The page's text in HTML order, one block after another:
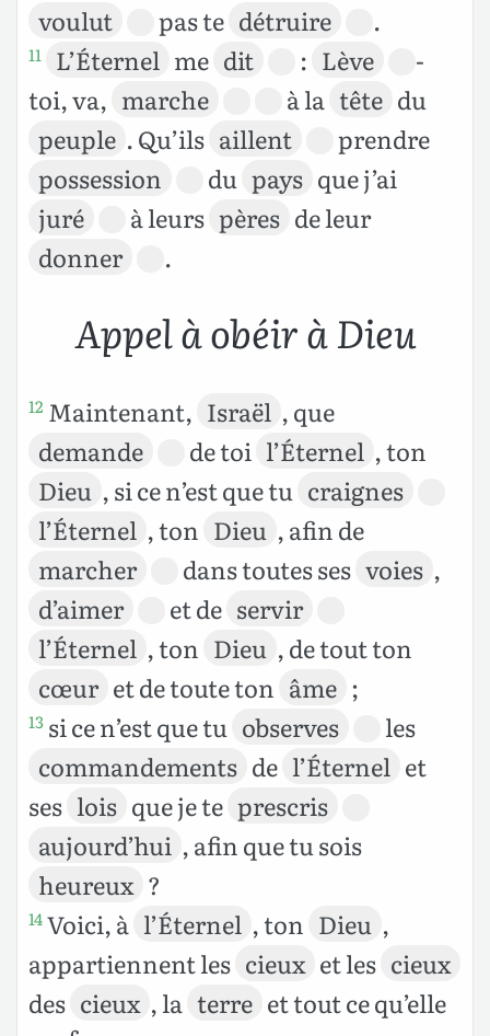
voulut
pas te détruire .
11 L’Éternel me dit : Lève
-
toi, va, marche à la tête du
peuple . Qu’ils aillent
prendre
possession
du pays que j’ai
juré
à leurs pères de leur
donner
.
Appel à obéir à Dieu
12 Maintenant, Israël , que
demande
de toi l’Éternel , ton
Dieu , si ce n’est que tu craignes
l’Éternel , ton Dieu , afin de
marcher
dans toutes ses voies ,
d’aimer
et de servir
l’Éternel , ton Dieu , de tout ton
cœur et de toute ton âme ;
13 si ce n’est que tu observes
les
commandements de l’Éternel et
ses lois que je te prescris
aujourd’hui , afin que tu sois
heureux ?
14Voici, à l’Éternel , ton Dieu ,
appartiennent les cieux et les cieux
des cieux , la terre et tout ce qu’elle